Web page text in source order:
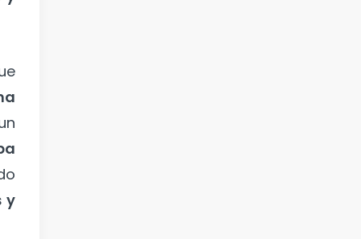
y